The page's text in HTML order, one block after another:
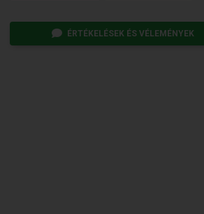
ÉRTÉKELÉSEK ÉS VÉLEMÉNYEK